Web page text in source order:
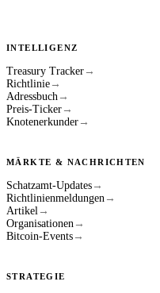
INTELLIGENZ
Treasury Tracker →
Richtlinie →
Adressbuch →
Preis-Ticker →
Knotenerkunder →
MÄRKTE & NACHRICHTEN
Schatzamt-Updates →
Richtlinienmeldungen →
Artikel →
Organisationen →
Bitcoin-Events →
STRATEGIE